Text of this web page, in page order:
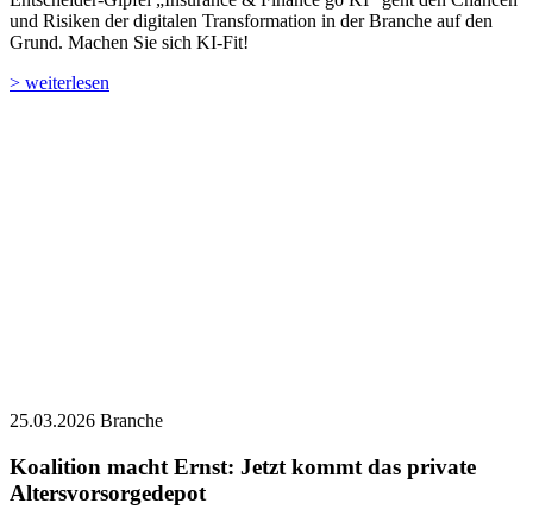
und Risiken der digitalen Transformation in der Branche auf den
Grund. Machen Sie sich KI-Fit!
> weiterlesen
25.03.2026 Branche
Koalition macht Ernst: Jetzt kommt das private
Altersvorsorgedepot